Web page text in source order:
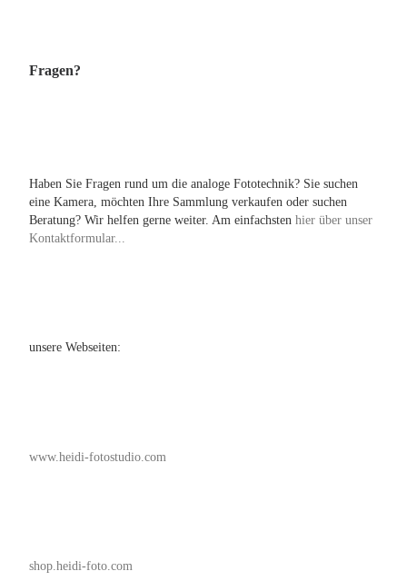
Fragen?
Haben Sie Fragen rund um die analoge Fototechnik? Sie suchen
eine Kamera, möchten Ihre Sammlung verkaufen oder suchen
Beratung? Wir helfen gerne weiter. Am einfachsten hier über unser
Kontaktformular...
unsere Webseiten:
www.heidi-fotostudio.com
shop.heidi-foto.com